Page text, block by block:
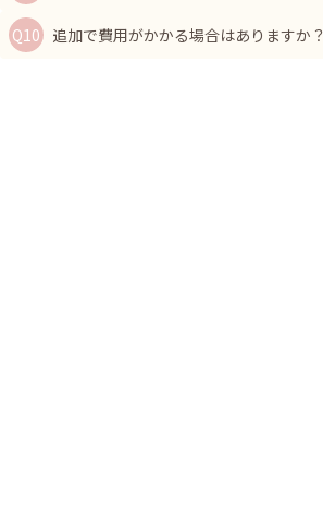
追加で費用がかかる場合はありますか？